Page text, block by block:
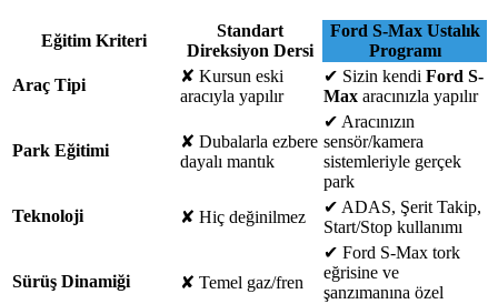
Eğitim Kriteri
Standart
Direksiyon Dersi
Ford S-Max Ustalık
Programı
Araç Tipi
✘ Kursun eski
aracıyla yapılır
✔ Sizin kendi Ford S-
Max aracınızla yapılır
Park Eğitimi ✘ Dubalarla ezbere
dayalı mantık
✔ Aracınızın
sensör/kamera
sistemleriyle gerçek
park
Teknoloji
✘ Hiç değinilmez
✔ ADAS, Şerit Takip,
Start/Stop kullanımı
Sürüş Dinamiği ✘ Temel gaz/fren
✔ Ford S-Max tork
eğrisine ve
şanzımanına özel